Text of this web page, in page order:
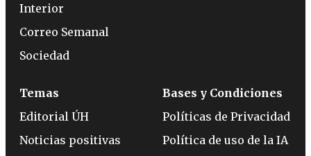
Interior
Correo Semanal
Sociedad
Temas
Editorial ÚH
Noticias positivas
Bases y Condiciones
Políticas de Privacidad
Política de uso de la IA